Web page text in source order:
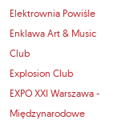
Elektrownia Powiśle
Enklawa Art & Music
Club
Explosion Club
EXPO XXI Warszawa -
Międzynarodowe